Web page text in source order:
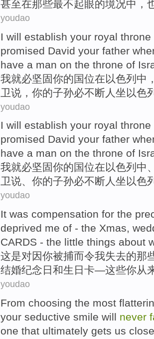
甚至在那些最不起眼的境况中 ，
youdao
I will establish your royal throne
promised David your father
have a man on the throne of
我就必坚固你的国位在以色列中
卫说 ， 你的子孙必不断 人 坐以色
youdao
I will establish your royal throne
promised David your father
have a man on the throne of
我就必坚固你的国位在以色列 中
卫说、 你的子孙必不断人 坐以色
youdao
It was compensation for the
deprived me of - the Xmas,
CARDS - the little things about
这是对因你被捕而令我失去的那
结婚纪念日 和生日卡—这些你从
youdao
From choosing the most
your seductive smile will never
one that ultimately gets us